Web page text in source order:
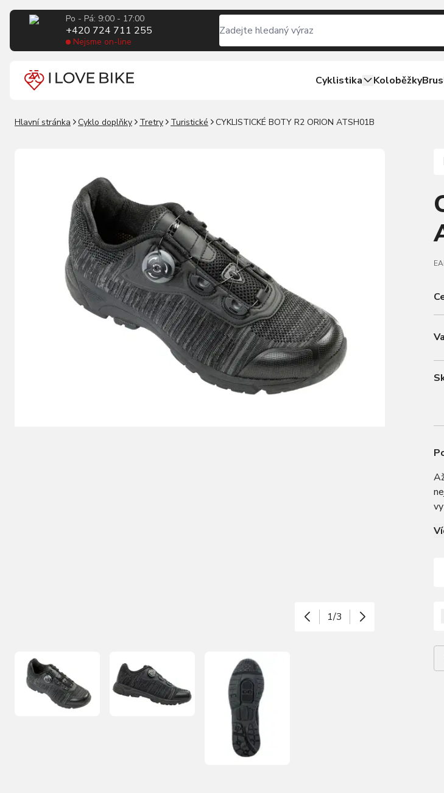
Po - Pá: 9:00 - 17:00
+420 724 711 255
Nejsme on-line
Cyklistika Koloběžky
Hlavní stránka Cyklo doplňky Tretry Turistické CYKLISTICKÉ BOTY R2 ORION ATSH01B
1/3